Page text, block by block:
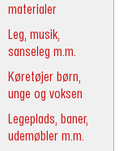
materialer
Leg, musik,
sanseleg m.m.
Køretøjer børn,
unge og voksen
Legeplads, baner,
udemøbler m.m.